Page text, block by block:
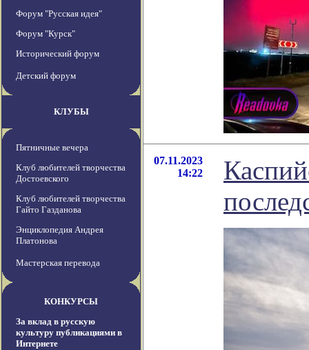
Форум "Русская идея"
Форум "Курск"
Исторический форум
Детский форум
КЛУБЫ
Пятничные вечера
Клуб любителей творчества
Достоевского
Клуб любителей творчества
Гайто Газданова
Энциклопедия Андрея
Платонова
Мастерская перевода
КОНКУРСЫ
За вклад в русскую
культуру публикациями в
Интернете
07.11.2023
14:22